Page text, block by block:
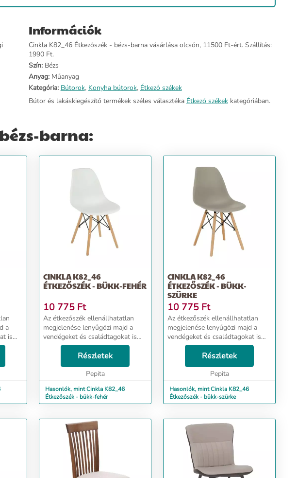
Információk
Cinkla K82_46 Étkezőszék - bézs-barna vásárlása olcsón, 11500 Ft-ért. Szállítás:
1990 Ft.
Szín:Bézs
Anyag:Műanyag
Kategória: Bútorok, Konyha bútorok, Étkező székek
Bútor és lakáskiegészítő termékek széles választéka Étkező székekkategóriában.
barna:
a
is
CINKLA K82_46
ÉTKEZŐSZÉK - BÜKK-FEHÉR
10 775 Ft
Az étkezőszék ellenállhatatlan
megjelenése lenyűgözi majd a
vendégeket és családtagokat is
egyaránt. Minőségi kialakításának
köszönhetően hosszú ideig dobja
majd fel a családi összejöveteleket
Részletek
Pepita
Hasonlók, mint Cinkla K82_46
Étkezőszék - bükk-fehér
CINKLA K82_46
ÉTKEZŐSZÉK - BÜKK-
SZÜRKE
10 775 Ft
Az étkezőszék ellenállhatatlan
megjelenése lenyűgözi majd a
vendégeket és családtagokat is
egyaránt. Minőségi kialakításának
köszönhetően hosszú ideig dobja
majd fel a családi összejöveteleket
Részletek
Pepita
Hasonlók, mint Cinkla K82_46
Étkezőszék - bükk-szürke